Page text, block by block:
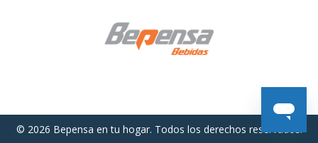
© 2026 Bepensa en tu hogar. Todos los derechos reservados.